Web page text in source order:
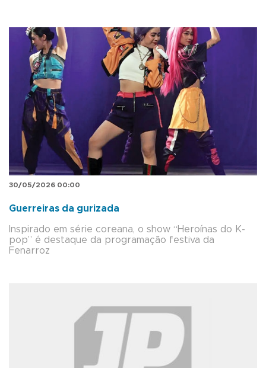
30/05/2026 00:00
Guerreiras da gurizada
Inspirado em série coreana, o show “Heroínas do K-
pop” é destaque da programação festiva da
Fenarroz